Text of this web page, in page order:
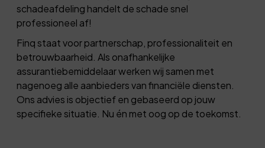
schadeafdeling handelt de schade snel
professioneel af!
Finq staat voor partnerschap, professionaliteit en
betrouwbaarheid. Als onafhankelijke
assurantiebemiddelaar werken wij samen met
nagenoeg alle aanbieders van financiële diensten.
Ons advies is objectief en gebaseerd op jouw
specifieke situatie. Nu én met oog op de toekomst.